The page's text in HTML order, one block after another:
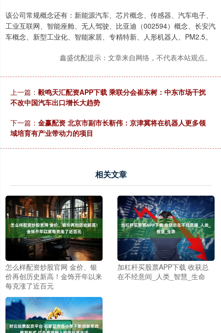
该公司常规概念还有：新能源汽车、芯片概念、传感器、汽车电子、
工业互联网、智能座舱、无人驾驶、比亚迪（002594）概念、长安汽
车概念、新型工业化、智能家居、专精特新、人形机器人、PM2.5。
鑫盛优配提示：文章来自网络，不代表本站观点。
上一篇： 毅鸣天汇配资APP下载 乘联分会崔东树：中东市场干扰
不改中国汽车出口增长大趋势
下一篇： 金赢配资 北京市副市长靳伟：京津冀将在机器人更多领
域培育有产业带动力的项目
相关文章
怎么样配资炒股官网 金价、银
价再创历史新高！金饰开年以来
每克涨了近百元
加杠杆买股票APP下载 收获总
在不经意间_人类_智慧_生命